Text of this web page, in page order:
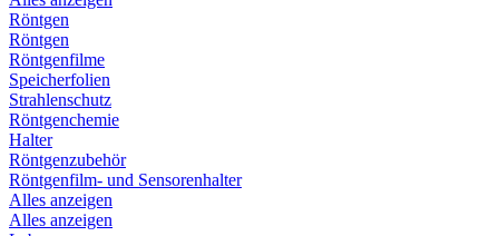
Röntgen
Röntgen
Röntgenfilme
Speicherfolien
Strahlenschutz
Röntgenchemie
Halter
Röntgenzubehör
Röntgenfilm- und Sensorenhalter
Alles anzeigen
Alles anzeigen